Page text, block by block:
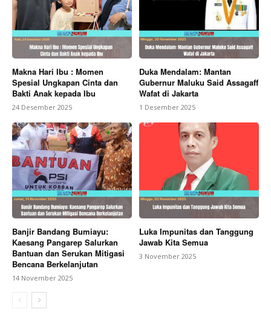
Makna Hari Ibu : Momen
Spesial Ungkapan Cinta dan
Bakti Anak kepada Ibu
24 Desember 2025
Duka Mendalam: Mantan
Gubernur Maluku Said Assagaff
Wafat di Jakarta
1 Desember 2025
Banjir Bandang Bumiayu:
Kaesang Pangarep Salurkan
Bantuan dan Serukan Mitigasi
Bencana Berkelanjutan
14 November 2025
Luka Impunitas dan Tanggung
Jawab Kita Semua
3 November 2025